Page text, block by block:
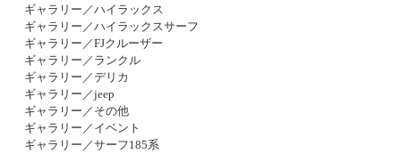
ギャラリー／ハイラックス
ギャラリー／ハイラックスサーフ
ギャラリー／FJクルーザー
ギャラリー／ランクル
ギャラリー／デリカ
ギャラリー／jeep
ギャラリー／その他
ギャラリー／イベント
ギャラリー／サーフ185系